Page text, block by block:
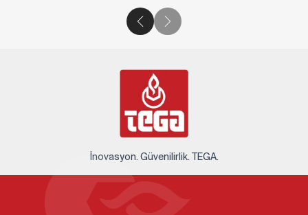
İnovasyon. Güvenilirlik. TEGA.